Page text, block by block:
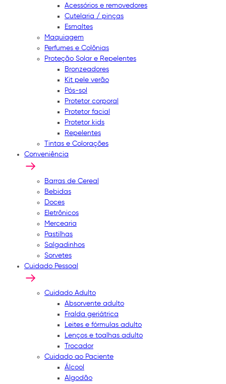
Acessórios e removedores
Cutelaria / pinças
Esmaltes
Maquiagem
Perfumes e Colônias
Proteção Solar e Repelentes
Bronzeadores
Kit pele verão
Pós-sol
Protetor corporal
Protetor facial
Protetor kids
Repelentes
Tintas e Colorações
Conveniência
Barras de Cereal
Bebidas
Doces
Eletrônicos
Mercearia
Pastilhas
Salgadinhos
Sorvetes
Cuidado Pessoal
Cuidado Adulto
Absorvente adulto
Fralda geriátrica
Leites e fórmulas adulto
Lenços e toalhas adulto
Trocador
Cuidado ao Paciente
Álcool
Algodão